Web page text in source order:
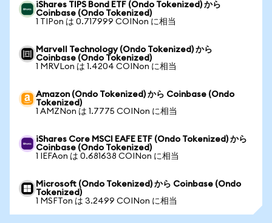
iShares TIPS Bond ETF (Ondo Tokenized) から
Coinbase (Ondo Tokenized)
1 TIPon は 0.717999 COINon に相当
Marvell Technology (Ondo Tokenized) から
Coinbase (Ondo Tokenized)
1 MRVLon は 1.4204 COINon に相当
Amazon (Ondo Tokenized) から Coinbase (Ondo
Tokenized)
1 AMZNon は 1.7775 COINon に相当
iShares Core MSCI EAFE ETF (Ondo Tokenized) から
Coinbase (Ondo Tokenized)
1 IEFAon は 0.681638 COINon に相当
Microsoft (Ondo Tokenized) から Coinbase (Ondo
Tokenized)
1 MSFTon は 3.2499 COINon に相当